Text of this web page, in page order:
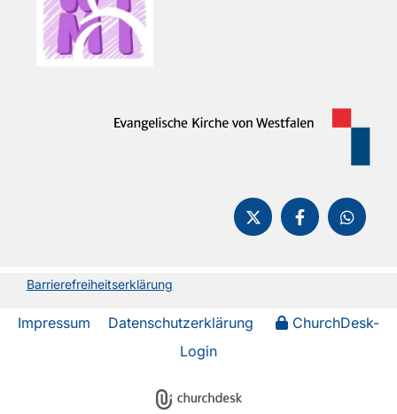
Barrierefreiheitserklärung
Impressum Datenschutzerklärung
ChurchDesk-
Login